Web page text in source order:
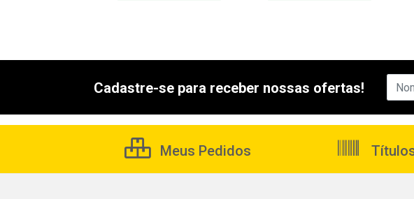
Cadastre-se para receber nossas ofertas!
Meus Pedidos